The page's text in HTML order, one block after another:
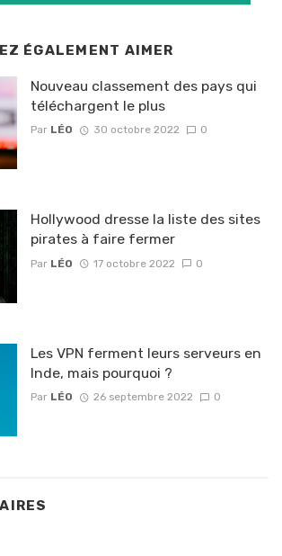
ÉGALEMENT AIMER
Nouveau classement des pays qui
téléchargent le plus
Par LÉO 30 octobre 2022 0
Hollywood dresse la liste des sites
pirates à faire fermer
Par LÉO 17 octobre 2022 0
Les VPN ferment leurs serveurs en
Inde, mais pourquoi ?
Par LÉO 26 septembre 2022 0